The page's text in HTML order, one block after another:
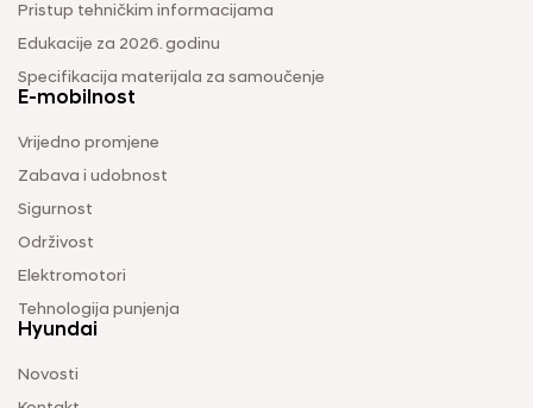
Pristup tehničkim informacijama
Edukacije za 2026. godinu
Specifikacija materijala za samoučenje
E-mobilnost
Vrijedno promjene
Zabava i udobnost
Sigurnost
Održivost
Elektromotori
Tehnologija punjenja
Hyundai
Novosti